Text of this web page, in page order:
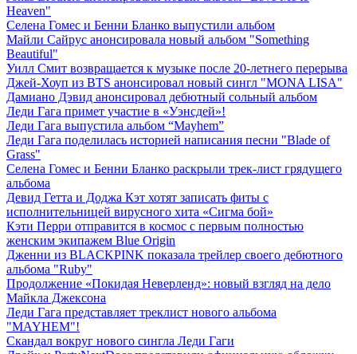
Heaven"
Селена Гомес и Бенни Бланко выпустили альбом
Майли Сайрус анонсировала новый альбом "Something
Beautiful"
Уилл Смит возвращается к музыке после 20-летнего перерыва
Джей-Хоуп из BTS анонсировал новый сингл "MONA LISA"
Дамиано Дэвид анонсировал дебютный сольный альбом
Леди Гага примет участие в «Уэнсдей»!
Леди Гага выпустила альбом “Mayhem”
Леди Гага поделилась историей написания песни "Blade of
Grass"
Селена Гомес и Бенни Бланко раскрыли трек-лист грядущего
альбома
Девид Гетта и Доджа Кэт хотят записать фиты с
исполнительницей вирусного хита «Сигма бой»
Кэти Перри отправится в космос с первым полностью
женским экипажем Blue Origin
Дженни из BLACKPINK показала трейлер своего дебютного
альбома "Ruby"
Продолжение «Покидая Неверленд»: новый взгляд на дело
Майкла Джексона
Леди Гага представляет треклист нового альбома
"MAYHEM"!
Скандал вокруг нового сингла Леди Гаги